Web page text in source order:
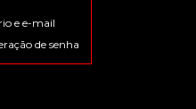
e e-mail
de senha